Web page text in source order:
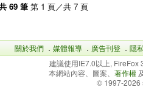
69 筆 第 1 頁／共 7 頁
關於我們 ． 媒體報導 ． 廣告刊登 ． 隱
建議使用IE7.0以上,
本網站內容、圖案、 著作權
© 1997-2026